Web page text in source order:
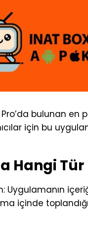
Pro’da bulunan
için bu
Hangi
Uygulamanın
içinde